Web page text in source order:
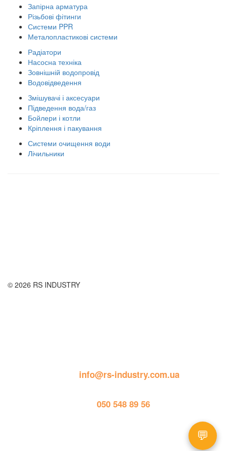
Запірна арматура
Різьбові фітинги
Системи PPR
Металопластикові системи
Радіатори
Насосна техніка
Зовнішній водопровід
Водовідведення
Змішувачі і аксесуари
Підведення вода/газ
Бойлери і котли
Кріплення і пакування
Системи очищення води
Лічильники
© 2026 RS INDUSTRY
info@rs-industry.com.ua
050 548 89 56
💬